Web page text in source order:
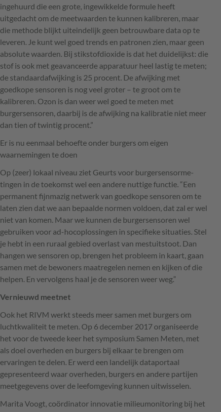
ingehuurd die een grote, ingewikkelde formule heeft
uitgedacht om de meetwaarden te kunnen kalibreren, maar
die methode blijkt uiteindelijk geen betrouwbare data op te
leveren. Je kunt wel goed trends en patronen zien, maar geen
absolute waarden. Bij stikstofdioxide is dat het duidelijkst: die
stof is ook met geavanceerde apparatuur heel lastig te meten;
de standaardafwijking is 25 procent. De afwijking met
goedkope sensoren is nog veel groter – te groot om te
kalibreren. Ozon is dan weer wel goed te meten met
burgersensoren, daarbij is de afwijking na kalibratie niet meer
dan tien of twintig procent.”
Er is nu eenmaal behoefte onder burgers om eigen
waarnemingen te doen
Op (zeer) lokaal niveau ziet Geurts voor burgersensorme-
tingen in de toekomst wel een andere nuttige functie. “Een
permanent fijnmazig netwerk van goedkope sensoren om te
laten zien dat we aan bepaalde normen voldoen, dat zal er wel
niet van komen. Maar we kunnen de burgersensoren wel
gebruiken voor ad-hocoplossingen in specifieke situaties. Stel
je hebt in een ruraal gebied overlast van mestuitstoot. Dan
hangen we sensoren op, brengen het probleem in kaart, gaan
samen met de bewoners maatregelen nemen en kijken of die
helpen. En vervolgens haal je de sensoren weer weg.”
Vernieuwd meetnet
Ook het RIVM werkt steeds meer samen met burgers om
luchtkwaliteit te meten. Op 6 december 2017 organiseerde
het voor de tweede keer het symposium Samen Meten, met
als doel overheden en burgers bij elkaar te brengen om
ervaringen te delen. Er werd een landelijk dataportaal
gepresenteerd waar overheden, burgers en andere partijen
meetgegevens over de leefomgeving kunnen uitwisselen.
Marita Voogt, coördinator innovatie milieumonitoring bij het